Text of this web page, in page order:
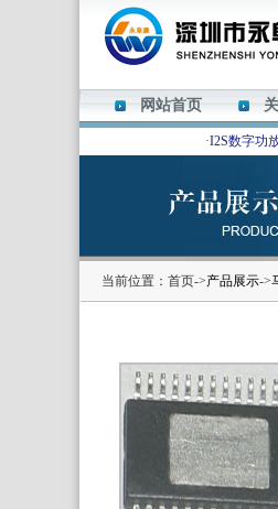
网站首页
·I2S数字功
当前位置：首页->产品展示->